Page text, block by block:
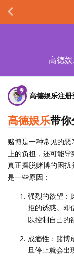
高德
高德娱乐注册
高德娱乐带
赌博是一种常见的
上的负担，还可能
真正摆脱赌博的困
是一些原因：
强烈的欲望：
拒的诱惑。即
以控制自己的
成瘾性：赌博
旦停止就会出